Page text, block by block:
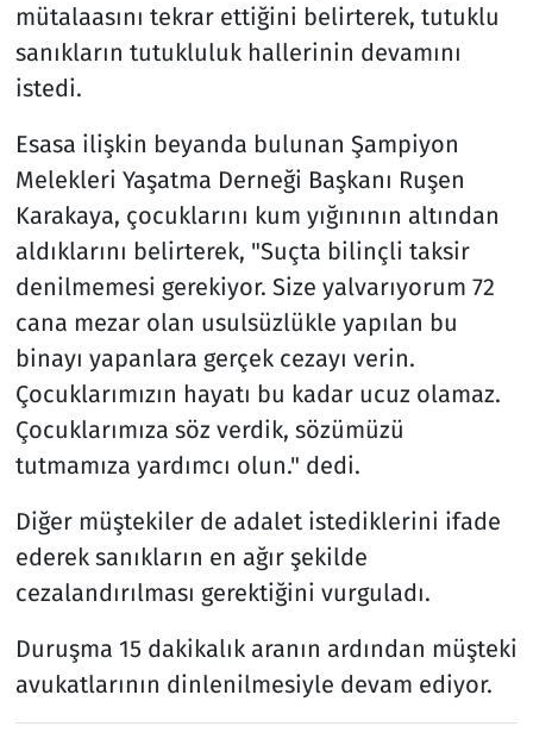
mütalaasını tekrar ettiğini belirterek, tutuklu
sanıkların tutukluluk hallerinin devamını
istedi.
Esasa ilişkin beyanda bulunan Şampiyon
Melekleri Yaşatma Derneği Başkanı Ruşen
Karakaya, çocuklarını kum yığınının altından
aldıklarını belirterek, "Suçta bilinçli taksir
denilmemesi gerekiyor. Size yalvarıyorum 72
cana mezar olan usulsüzlükle yapılan bu
binayı yapanlara gerçek cezayı verin.
Çocuklarımızın hayatı bu kadar ucuz olamaz.
Çocuklarımıza söz verdik, sözümüzü
tutmamıza yardımcı olun." dedi.
Diğer müştekiler de adalet istediklerini ifade
ederek sanıkların en ağır şekilde
cezalandırılması gerektiğini vurguladı.
Duruşma 15 dakikalık aranın ardından müşteki
avukatlarının dinlenilmesiyle devam ediyor.